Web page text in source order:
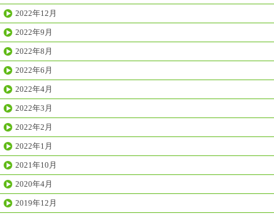
2022年12月
2022年9月
2022年8月
2022年6月
2022年4月
2022年3月
2022年2月
2022年1月
2021年10月
2020年4月
2019年12月